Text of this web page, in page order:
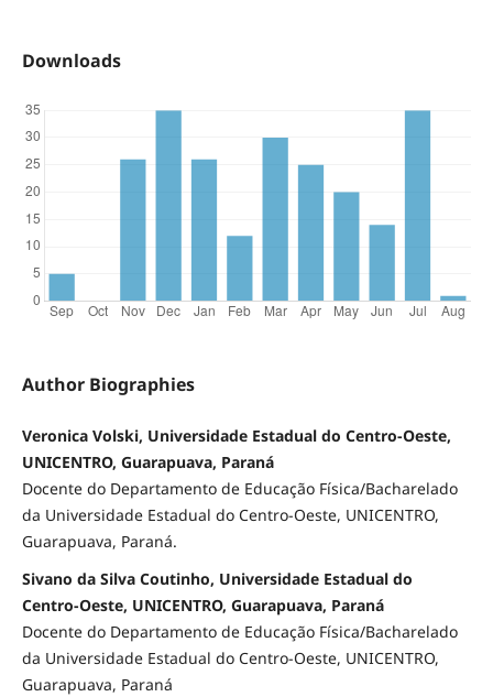
Downloads
Author Biographies
Veronica Volski, Universidade Estadual do Centro-Oeste,
UNICENTRO, Guarapuava, Paraná
Docente do Departamento de Educação Física/Bacharelado
da Universidade Estadual do Centro-Oeste, UNICENTRO,
Guarapuava, Paraná.
Sivano da Silva Coutinho, Universidade Estadual do
Centro-Oeste, UNICENTRO, Guarapuava, Paraná
Docente do Departamento de Educação Física/Bacharelado
da Universidade Estadual do Centro-Oeste, UNICENTRO,
Guarapuava, Paraná